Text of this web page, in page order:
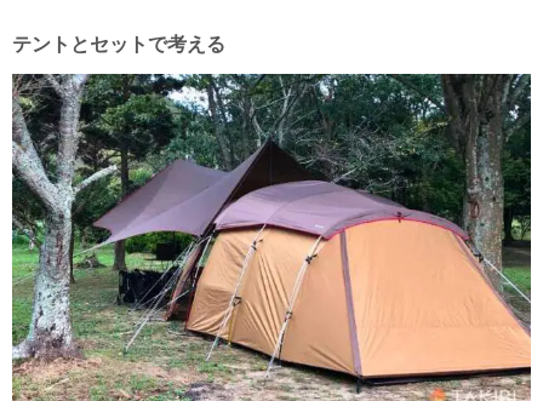
テントとセットで考える